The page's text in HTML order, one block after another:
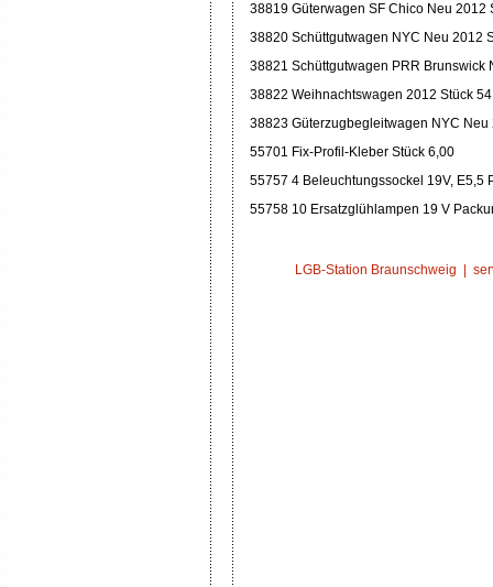
38819 Güterwagen SF Chico Neu 2012
38820 Schüttgutwagen NYC Neu 2012
38821 Schüttgutwagen PRR Brunswick
38822 Weihnachtswagen 2012 Stück
38823 Güterzugbegleitwagen NYC Neu
55701 Fix-Profil-Kleber Stück 6,00
55757 4 Beleuchtungssockel 19V, E5,5
55758 10 Ersatzglühlampen 19 V
LGB-Station Braunschweig |